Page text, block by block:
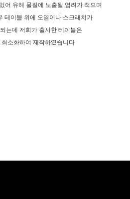
어 유해 물질에 노출될 염려가 적으며
테이블 위에 오염이나 스크래치가
는데 저희가 출시한 테이블은
최소화하여 제작하였습니다